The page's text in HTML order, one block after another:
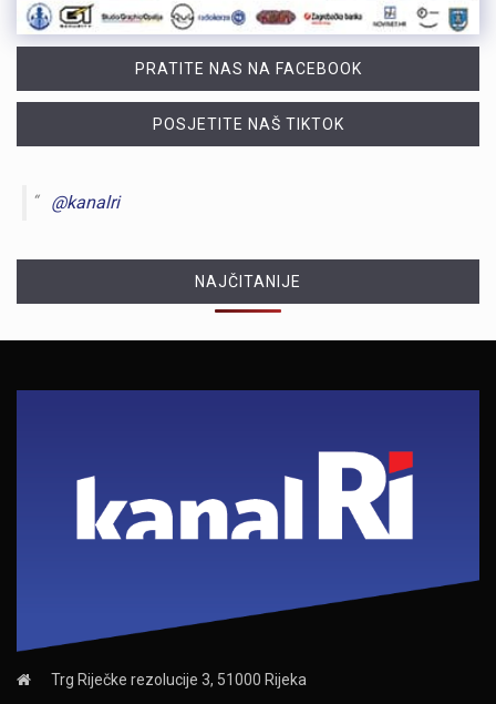
PRATITE NAS NA FACEBOOK
POSJETITE NAŠ TIKTOK
@kanalri
NAJČITANIJE
Trg Riječke rezolucije 3, 51000 Rijeka